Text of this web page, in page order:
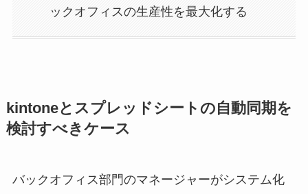
ックオフィスの生産性を最大化する
kintoneとスプレッドシートの自動同期を
検討すべきケース
バックオフィス部門のマネージャーがシステム化